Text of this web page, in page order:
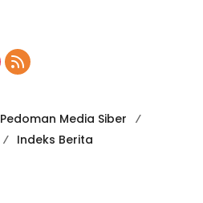
Pedoman Media Siber
Indeks Berita